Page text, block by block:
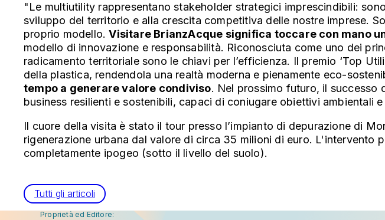
"Le multiutility rappresentano stakeholder strategici imprescindibili:
sviluppo del territorio e alla crescita competitiva delle nostre imprese.
proprio modello.Visitare BrianzAcque significa toccare con mano
modello di innovazione e responsabilità. Riconosciuta come uno dei
radicamento territoriale sono le chiavi per l’efficienza. Il premio ‘Top
della plastica, rendendola una realtà moderna e pienamente eco-
tempo a generare valore condiviso. Nel prossimo futuro, il successo
business resilienti e sostenibili, capaci di coniugare obiettivi ambientali
Il cuore della visita è stato il tour presso l’impianto di depurazione di
rigenerazione urbana dal valore di circa 35 milioni di euro.
completamente ipogeo (sotto il livello del suolo).
Tutti gli articoli
Proprietà ed Editore: